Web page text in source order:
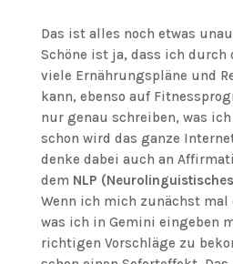
Das ist alles noch etwas
Schöne ist ja, dass ich
viele Ernährungspläne und
kann, ebenso auf
nur genau schreiben, was
schon wird das ganze
denke dabei auch an
dem NLP
Wenn ich mich zunächst
was ich in Gemini eingeben
richtigen Vorschläge zu